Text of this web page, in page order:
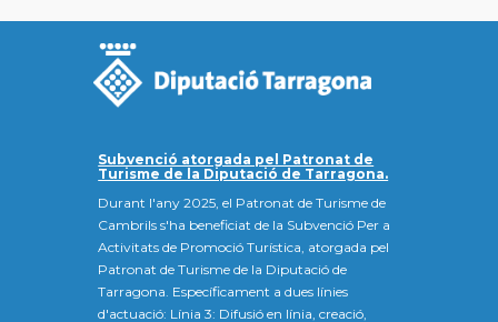
Subvenció atorgada pel Patronat de
Turisme de la Diputació de Tarragona.
Durant l'any 2025, el Patronat de Turisme de
Cambrils s'ha beneficiat de la Subvenció Per a
Activitats de Promoció Turística, atorgada pel
Patronat de Turisme de la Diputació de
Tarragona. Específicament a dues línies
d'actuació: Línia 3: Difusió en línia, creació,